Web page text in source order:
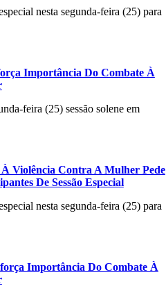
nesta segunda-feira (25) para
Importância Do Combate À
feira (25) sessão solene em
Violência Contra A Mulher Pede
De Sessão Especial
nesta segunda-feira (25) para
Importância Do Combate À